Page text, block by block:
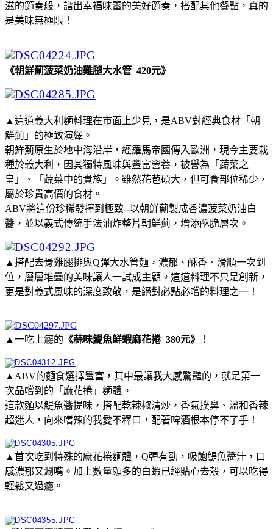
滋的節奏般，譜出幸福味蕾的美好節奏，搭配其他餐點，真的
是美味無極限！
《朝鮮薊菠菜奶油雞腿大水管 420元》
▲這道義大利麵料理在市面上少見，是ABV對經典食材「朝
鮮薊」的極致演繹。
朝鮮薊原生於地中海沿岸，經羅馬帝國傳入歐洲，現今主要栽
種於義大利，因其獨特風味與豐富營養，被譽為「蔬菜之
皇」、「蔬菜中的貴族」。雖然花苞碩大，但可食部位稀少，
屬於珍貴高價的食材。
ABV將這份珍稀發揮到極致--以朝鮮薊製成香濃菠菜奶油白
醬，並以義式傳統手法油炸整片朝鮮薊，增添酥脆層次。
▲搭配去骨雞腿排與Q彈大水管麵，濃郁、酥香、滑順一次到
位，層層堆疊的美味讓人一試成主顧。這道料理不只是創新，
更是對義式風味的深度致敬，是絕對必點必嚐的料理之一！
▲一吃上癮的 《蒜味鯷魚鮮蝦麻花捲 380元》 ！
▲ABV的麵食選擇豐富，其中最讓我大感驚豔的，就是第一
次品嚐到的「麻花捲」麵體。
這款麵以鯷魚醬提味，搭配乾辣椒清炒，香氣撲鼻、溫和香辣
超迷人，向來嗜辣的我愛不釋口，配著啤酒根本停不了手！
▲首次吃到特殊的麻花捲麵體，Q彈有勁，吸飽鯷魚醬汁，口
感濃郁又涮嘴。加上數量頗多的白蝦已經貼心去殼，可以吃得
輕鬆又過癮。